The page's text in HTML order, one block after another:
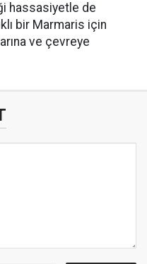
hassasiyetle de
bir Marmaris için
ve çevreye